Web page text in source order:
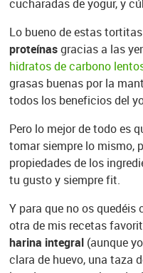
cucharadas de yogur, y
Lo bueno de estas
proteínasgracias a las
hidratos de carbono
grasas buenas por la
todos los beneficios del
Pero lo mejor de todo es
tomar siempre lo mismo,
propiedades de los
tu gusto y siempre fit.
Y para que no os
otra de mis recetas
harina integral(aunque
clara de huevo, una taza